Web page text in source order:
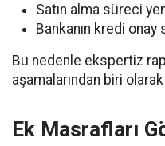
Satın alma süreci
Bankanın kredi
Bu nedenle ekspertiz
aşamalarından biri
Ek Masrafları